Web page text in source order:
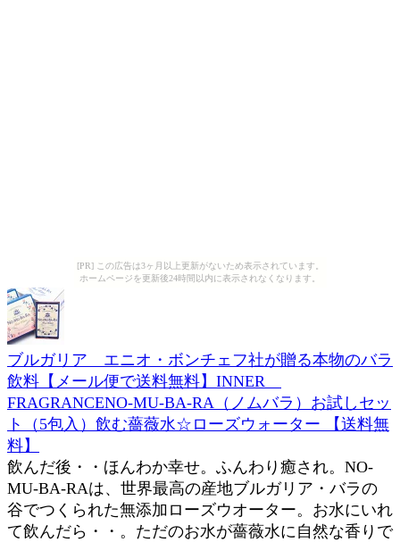
[PR] この広告は3ヶ月以上更新がないため表示されています。
ホームページを更新後24時間以内に表示されなくなります。
ブルガリア エニオ・ボンチェフ社が贈る本物のバラ
飲料【メール便で送料無料】INNER
FRAGRANCENO-MU-BA-RA（ノムバラ）お試しセッ
ト（5包入）飲む薔薇水☆ローズウォーター 【送料無
料】
飲んだ後・・ほんわか幸せ。ふんわり癒され。NO-
MU-BA-RAは、世界最高の産地ブルガリア・バラの
谷でつくられた無添加ローズウオーター。お水にいれ
て飲んだら・・。ただのお水が薔薇水に自然な香りで